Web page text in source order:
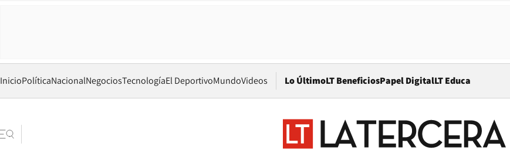
InicioPolíticaNacionalNegociosTecnologíaEl DeportivoMundoVideos Lo ÚltimoLT BeneficiosPapel DigitalOpens in new
LT Educa